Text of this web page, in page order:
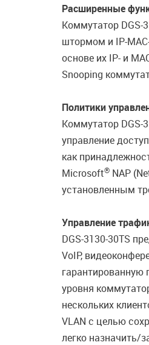
Расширенные
Коммутатор DGS-
штормом и IP-
основе их IP- и
Snooping
Политики
Коммутатор DGS-
управление
как
Microsoft® NAP
установленным
Управление
DGS-3130-30TS
VoIP,
гарантированную
уровня
нескольких
VLAN с целью
легко назначить/